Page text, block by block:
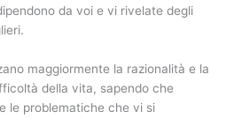
da voi e vi rivelate degli
maggiormente la razionalità e la
della vita, sapendo che
le problematiche che vi si